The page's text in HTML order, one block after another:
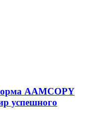
AAMCOPY
успешного